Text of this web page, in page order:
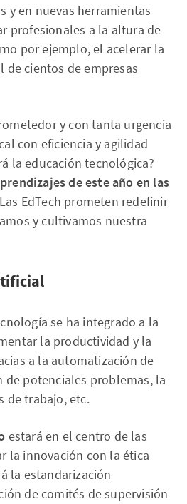
y en nuevas herramientas
profesionales a la altura de
por ejemplo, el acelerar la
cientos de empresas
y con tanta urgencia
con eficiencia y agilidad
la educación tecnológica?
de este año en las
Las EdTech prometen redefinir
y cultivamos nuestra
se ha integrado a la
la productividad y la
a la automatización de
de potenciales problemas, la
de trabajo, etc.
estará en el centro de las
la innovación con la ética
la estandarización
de comités de supervisión